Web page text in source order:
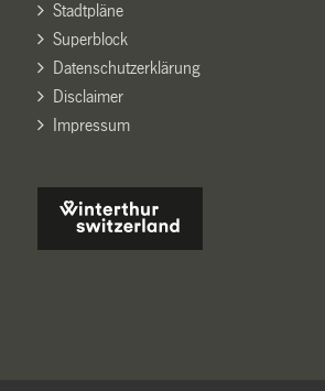
Stadtpläne
Superblock
Datenschutzerklärung
Disclaimer
Impressum